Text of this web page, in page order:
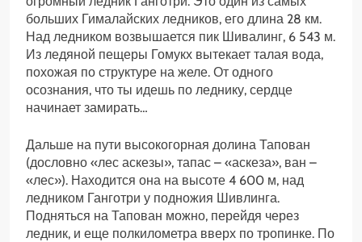
больших Гималайских ледников, его длина 28 км.
Над ледником возвышается пик Шивалинг, 6 543 м.
Из ледяной пещеры Гомукх вытекает талая вода,
похожая по структуре на желе. От одного
осознания, что ты идешь по леднику, сердце
начинает замирать…
Дальше на пути высокогорная долина Тапован
(дословно «лес аскезы», тапас – «аскеза», ван –
«лес»). Находится она на высоте 4 600 м, над
ледником Ганготри у подножия Шивлинга.
Подняться на Тапован можно, перейдя через
ледник, и еще полкилометра вверх по тропинке. По